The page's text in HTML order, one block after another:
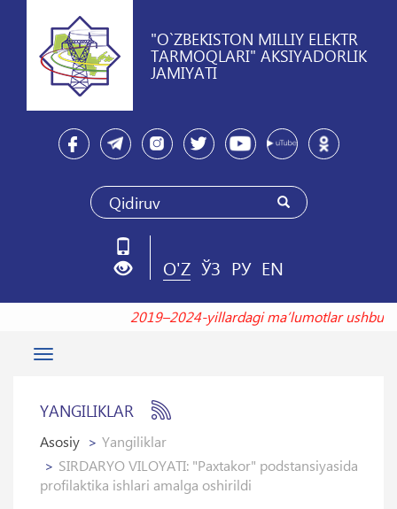
"O`ZBEKISTON MILLIY ELEKTR
TARMOQLARI" AKSIYADORLIK
JAMIYATI
O'Z ЎЗ РУ EN
2019–2024-yillardagi maʼlumotlar
Toggle
YANGILIKLAR
Asosiy
Yangiliklar
SIRDARYO VILOYATI: "Paxtakor" podstansiyasida
profilaktika ishlari amalga oshirildi